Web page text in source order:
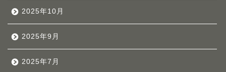
2025年10月
2025年9月
2025年7月